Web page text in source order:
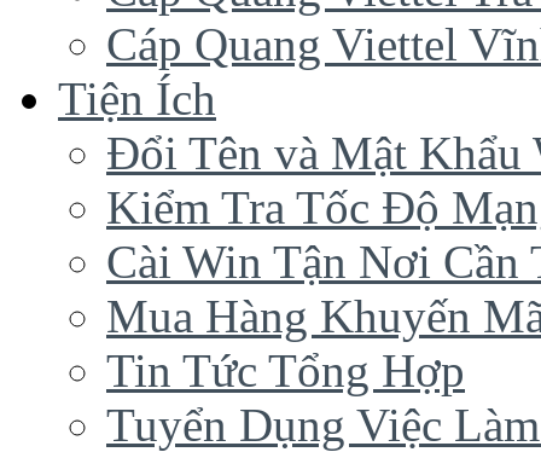
Cáp Quang Viettel
Tiện Ích
Đổi Tên và Mật Khẩu
Kiểm Tra Tốc Độ
Cài Win Tận Nơi Cần
Mua Hàng Khuyến
Tin Tức Tổng Hợp
Tuyển Dụng Việc